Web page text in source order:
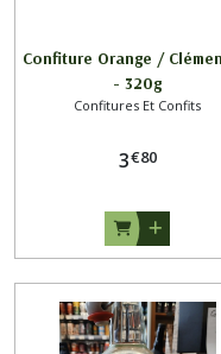
Confiture Orange /
- 320g
Confitures Et Confits
3€80